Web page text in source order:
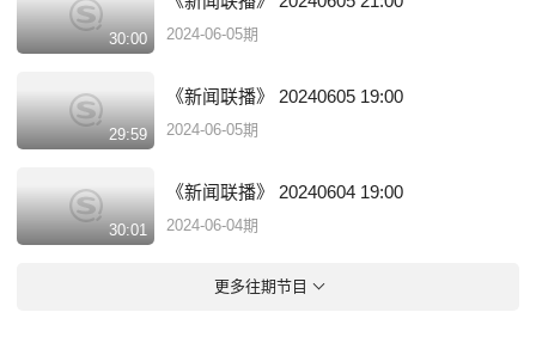
30:00 2024-06-05期
29:59
《新闻联播》 20240605 19:00
2024-06-05期
30:01
《新闻联播》 20240604 19:00
2024-06-04期
更多往期节目